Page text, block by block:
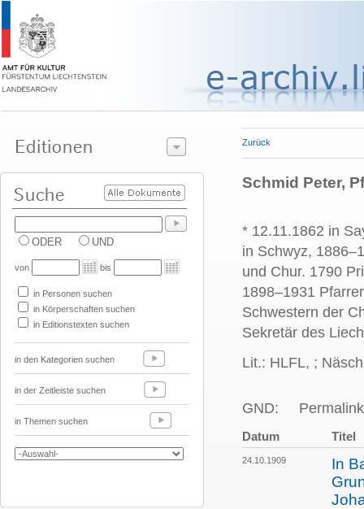
ODER UND
von bis
in Personen suchen
in Körperschaften suchen
in Editionstexten suchen
in den Kategorien suchen
in der Zeitleiste suchen
in Themen suchen
Zurück
Schmid Peter,
* 12.11.1862 in
in Schwyz,
und Chur. 1790
1898–1931
Schwestern der
Sekretär des
Lit.: HLFL, ;
GND:
Datum Titel
24.10.1909
In